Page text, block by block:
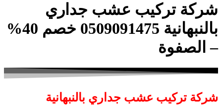
شركة تركيب عشب جداري
بالنبهانية 0509091475 خصم 40%
– الصفوة
شركة تركيب عشب جداري بالنبهانية